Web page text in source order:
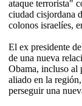
ataque terrorista"
ciudad cisjordana
colonos israelíes,
El ex presidente
de una nueva
Obama, incluso al
aliado en la
perseguir una